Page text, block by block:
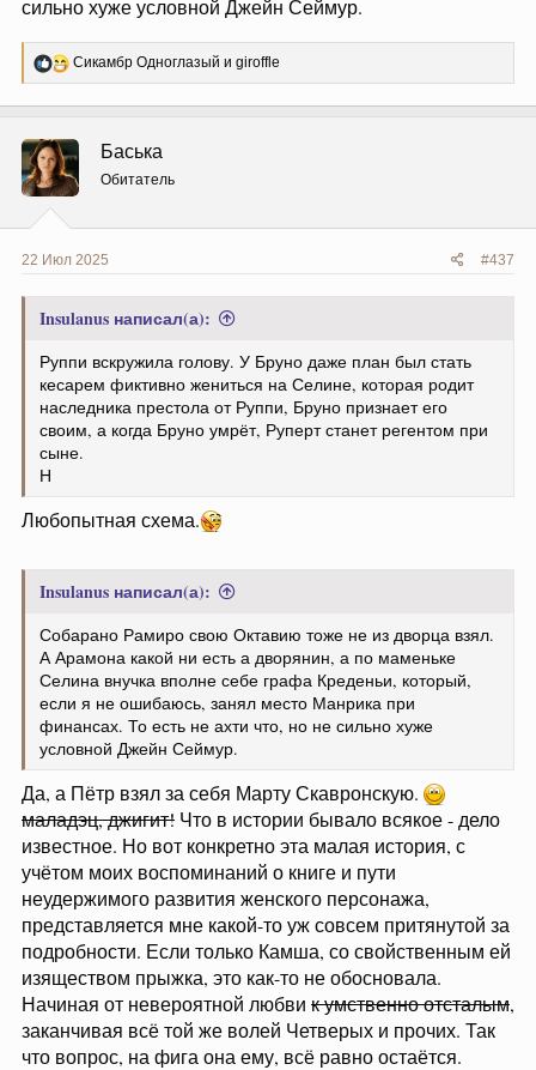
сильно хуже условной Джейн Сеймур.
Р
ц
и
и
:
Сикамбр Одноглазый и giroffle
Баська
Обитатель
22 Июл 2025 #437
Insulanus написал(а):
Руппи вскружила голову. У Бруно даже план был стать
кесарем фиктивно жениться на Селине, которая родит
наследника престола от Руппи, Бруно признает его
своим, а когда Бруно умрёт, Руперт станет регентом при
сыне.
Н
Любопытная схема.
Insulanus написал(а):
Собарано Рамиро свою Октавию тоже не из дворца взял.
А Арамона какой ни есть а дворянин, а по маменьке
Селина внучка вполне себе графа Креденьи, который,
если я не ошибаюсь, занял место Манрика при
финансах. То есть не ахти что, но не сильно хуже
условной Джейн Сеймур.
Да, а Пётр взял за себя Марту Скавронскую.
маладэц, джигит! Что в истории бывало всякое - дело
известное. Но вот конкретно эта малая история, с
учётом моих воспоминаний о книге и пути
неудержимого развития женского персонажа,
представляется мне какой-то уж совсем притянутой за
подробности. Если только Камша, со свойственным ей
изяществом прыжка, это как-то не обосновала.
Начиная от невероятной любви к умственно отсталым,
заканчивая всё той же волей Четверых и прочих. Так
что вопрос, на фига она ему, всё равно остаётся.